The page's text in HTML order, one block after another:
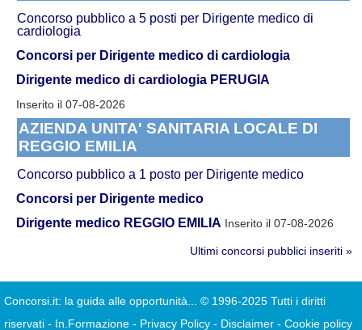
Concorso pubblico a 5 posti per Dirigente medico di
cardiologia
Concorsi per Dirigente medico di cardiologia
Dirigente medico di cardiologia PERUGIA
Inserito il 07-08-2026
AZIENDA UNITA' SANITARIA LOCALE DI
REGGIO EMILIA
Concorso pubblico a 1 posto per Dirigente medico
Concorsi per Dirigente medico
Dirigente medico REGGIO EMILIA Inserito il 07-08-2026
Ultimi concorsi pubblici inseriti »
Concorsi.it: la guida alle opportunità... © 1996-2025 Tutti i diritti
riservati - In.Formazione - Privacy Policy - Disclaimer - Cookie policy